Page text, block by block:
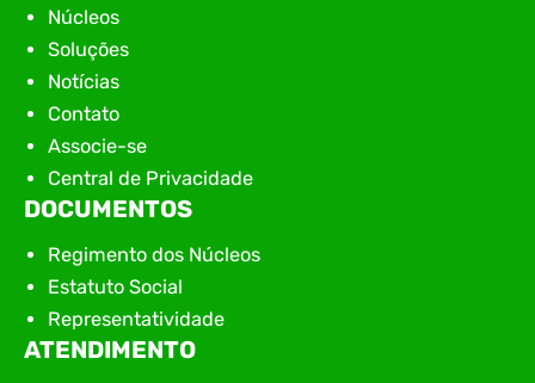
Núcleos
Soluções
Notícias
Contato
Associe-se
Central de Privacidade
DOCUMENTOS
Regimento dos Núcleos
Estatuto Social
Representatividade
ATENDIMENTO